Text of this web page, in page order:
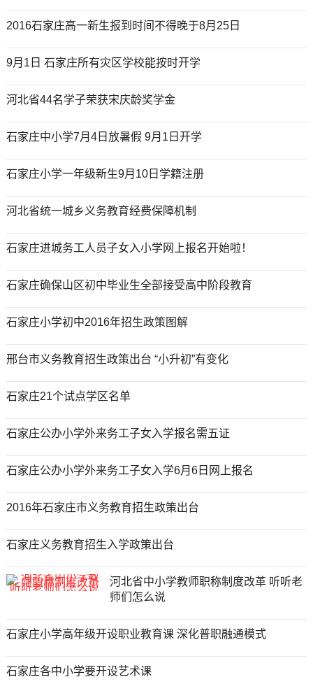
2016石家庄高一新生报到时间不得晚于8月25日
9月1日 石家庄所有灾区学校能按时开学
河北省44名学子荣获宋庆龄奖学金
石家庄中小学7月4日放暑假 9月1日开学
石家庄小学一年级新生9月10日学籍注册
河北省统一城乡义务教育经费保障机制
石家庄进城务工人员子女入小学网上报名开始啦！
石家庄确保山区初中毕业生全部接受高中阶段教育
石家庄小学初中2016年招生政策图解
邢台市义务教育招生政策出台 “小升初”有变化
石家庄21个试点学区名单
石家庄公办小学外来务工子女入学报名需五证
石家庄公办小学外来务工子女入学6月6日网上报名
2016年石家庄市义务教育招生政策出台
石家庄义务教育招生入学政策出台
河北省中小学教师职称制度改革 听听老
师们怎么说
石家庄小学高年级开设职业教育课 深化普职融通模式
石家庄各中小学要开设艺术课